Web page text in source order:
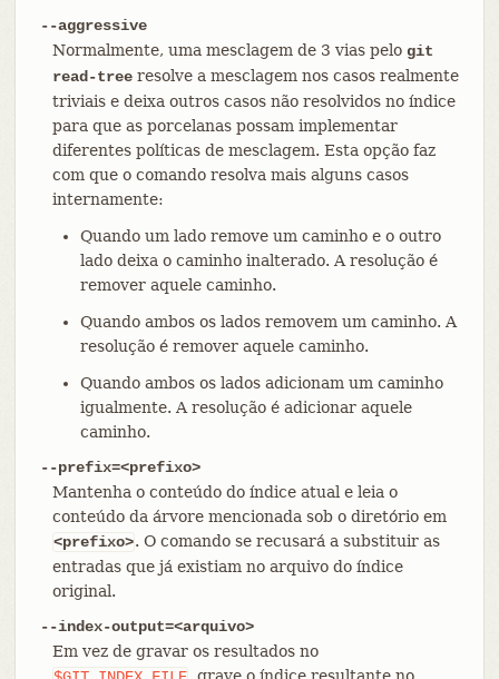
--aggressive
Normalmente, uma mesclagem de 3 vias pelo git
read-treeresolve a mesclagem nos casos realmente
triviais e deixa outros casos não resolvidos no índice
para que as porcelanas possam implementar
diferentes políticas de mesclagem. Esta opção faz
com que o comando resolva mais alguns casos
internamente:
Quando um lado remove um caminho e o outro
lado deixa o caminho inalterado. A resolução é
remover aquele caminho.
Quando ambos os lados removem um caminho. A
resolução é remover aquele caminho.
Quando ambos os lados adicionam um caminho
igualmente. A resolução é adicionar aquele
caminho.
--prefix=<prefixo>
Mantenha o conteúdo do índice atual e leia o
conteúdo da árvore mencionada sob o diretório em
<prefixo>. O comando se recusará a substituir as
entradas que já existiam no arquivo do índice
original.
--index-output=<arquivo>
Em vez de gravar os resultados no
, grave o índice resultante no